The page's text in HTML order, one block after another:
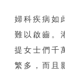
婦科疾病如
難以啟齒。
提女士們千
繁多，而且